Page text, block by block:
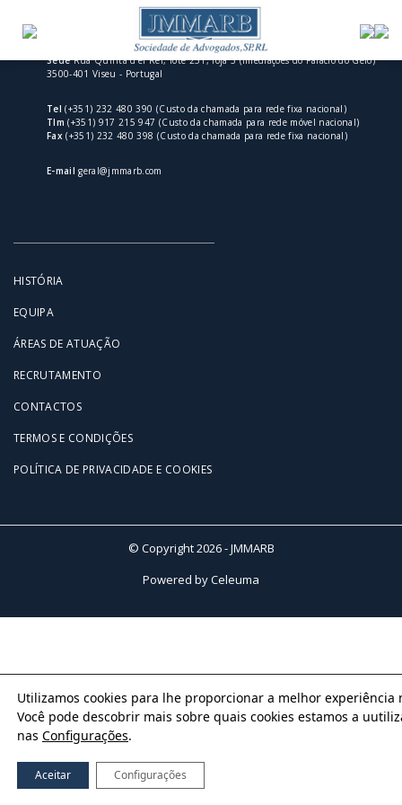
Sede Rua Quinta d'el Rei, lote 251, loja 3 (imediações do Palácio do Gelo)
3500-401 Viseu - Portugal
Tel (+351) 232 480 390 (Custo da chamada para rede fixa nacional)
Tlm (+351) 917 215 947 (Custo da chamada para rede móvel nacional)
Fax (+351) 232 480 398 (Custo da chamada para rede fixa nacional)
E-mail geral@jmmarb.com
HISTÓRIA
EQUIPA
ÁREAS DE ATUAÇÃO
RECRUTAMENTO
CONTACTOS
TERMOS E CONDIÇÕES
POLÍTICA DE PRIVACIDADE E COOKIES
© Copyright 2026 - JMMARB
Powered byCeleuma
Utilizamos cookies para lhe proporcionar a melhor experiência
Você pode descobrir mais sobre quais cookies estamos a
nas Configurações.
Aceitar Configurações